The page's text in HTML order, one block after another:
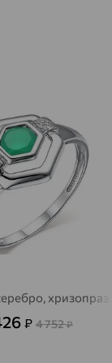
хризопраз
₽ 4 752₽